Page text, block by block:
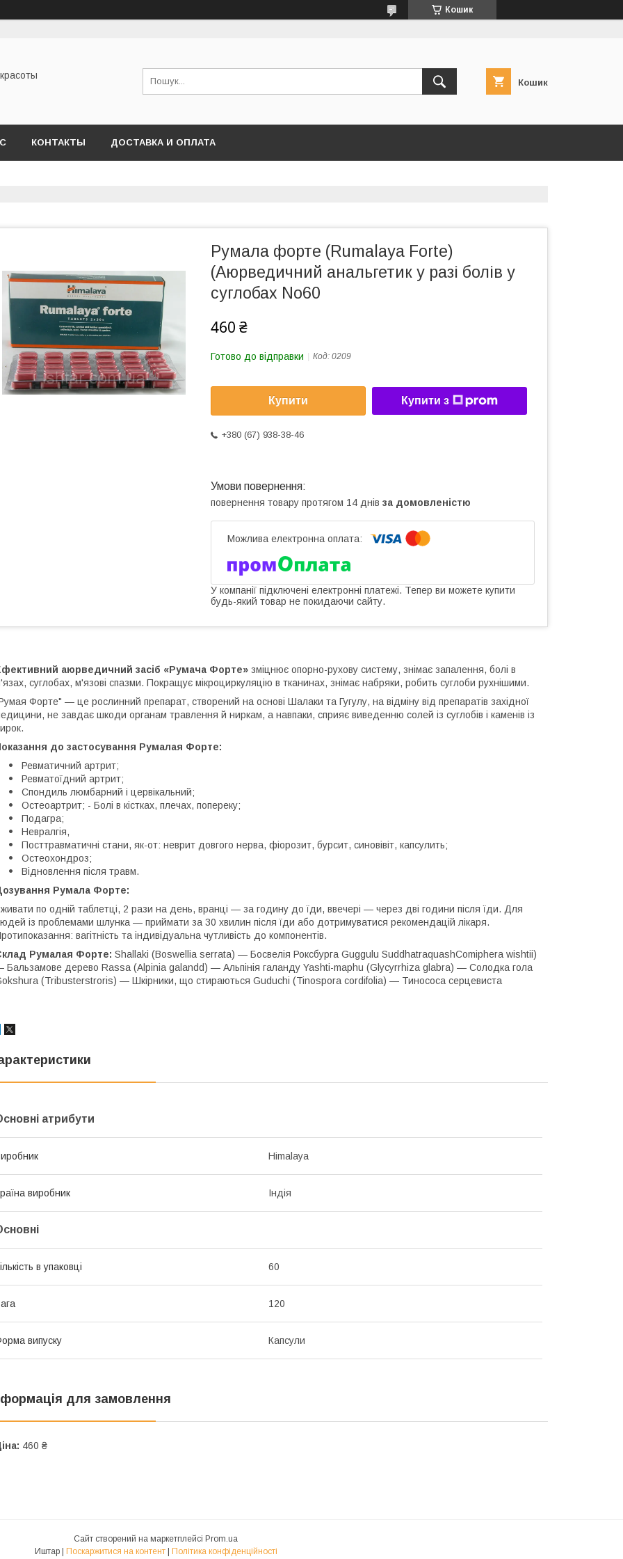
Кошик
Кошик
КОНТАКТЫ ДОСТАВКА И ОПЛАТА
Румала форте (Rumalaya Forte)
(Аюрведичний анальгетик у разі болів у
суглобах No60
460 ₴
Готово до відправки Код: 0209
Купити Купити з
+380 (67) 938-38-46
повернення товару протягом 14 днів за домовленістю
У компанії підключені електронні платежі. Тепер ви можете купити
будь-який товар не покидаючи сайту.
аюрведичний засіб «Румача Форте» зміцнює опорно-рухову систему, знімає запалення, болі в
суглобах, м'язові спазми. Покращує мікроциркуляцію в тканинах, знімає набряки, робить суглоби рухнішими.
Форте" — це рослинний препарат, створений на основі Шалаки та Гугулу, на відміну від препаратів західної
не завдає шкоди органам травлення й ниркам, а навпаки, сприяє виведенню солей із суглобів і каменів із
до застосування Румалая Форте:
Ревматичний артрит;
Ревматоїдний артрит;
Спондиль люмбарний і цервікальний;
Остеоартрит; - Болі в кістках, плечах, попереку;
Подагра;
Невралгія,
Посттравматичні стани, як-от: неврит довгого нерва, фіорозит, бурсит, синовівіт, капсулить;
Остеохондроз;
Відновлення після травм.
Румала Форте:
по одній таблетці, 2 рази на день, вранці — за годину до їди, ввечері — через дві години після їди. Для
із проблемами шлунка — приймати за 30 хвилин після їди або дотримуватися рекомендацій лікаря.
вагітність та індивідуальна чутливість до компонентів.
Румалая Форте: Shallaki (Boswellia serrata) — Босвелія Роксбурга Guggulu SuddhatraquashComiphera wishtii)
Бальзамове дерево Rassa (Alpinia galandd) — Альпінія галанду Yashti-maphu (Glycyrrhiza glabra) — Солодка гола
(Tribusterstroris) — Шкірники, що стираються Guduchi (Tinospora cordifolia) — Тинососа серцевиста
атрибути
Himalaya
виробник Індія
в упаковці 60
120
випуску Капсули
для замовлення
460 ₴
Сайт створений на маркетплейсі Prom.ua
Иштар | Поскаржитися на контент | Політика конфіденційності